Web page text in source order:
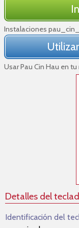
Instalaciones
Usar Pau Cin Hau en
Detalles del
Identificación del